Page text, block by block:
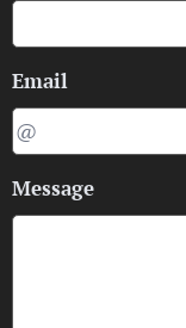
Email
Message